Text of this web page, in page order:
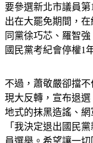
要參選新北市議員
出在大罷免期間，
同黨徐巧芯、羅智
國民黨考紀會停權1
不過，蕭敬嚴卻擋
現大反轉，宣布退
地式的抹黑造謠、網
「我決定退出國民
員選舉。希望讓一